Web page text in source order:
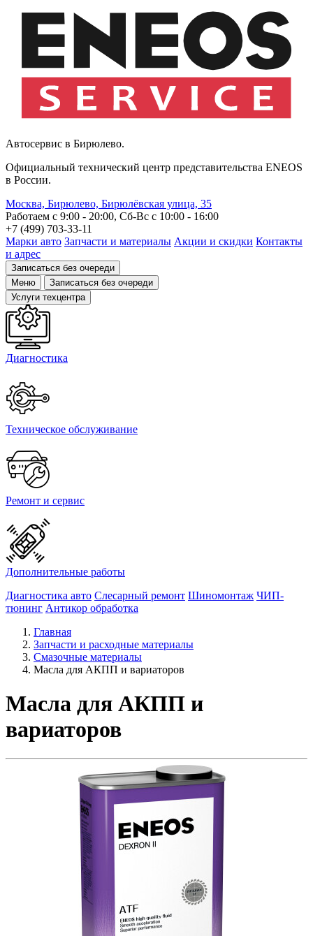
Автосервис в Бирюлево.
Официальный технический центр представительства ENEOS
в России.
Москва, Бирюлево, Бирюлёвская улица, 35
Работаем с 9:00 - 20:00, Сб-Вс c 10:00 - 16:00
+7 (499) 703-33-11
Марки авто Запчасти и материалы Акции и скидки Контакты
и адрес
Записаться без очереди
Меню
Записаться без очереди
Услуги техцентра
Диагностика
Техническое обслуживание
Ремонт и сервис
Дополнительные работы
Диагностика авто Слесарный ремонт Шиномонтаж ЧИП-
тюнинг Антикор обработка
Главная
Запчасти и расходные материалы
Смазочные материалы
Масла для АКПП и вариаторов
Масла для АКПП и
вариаторов